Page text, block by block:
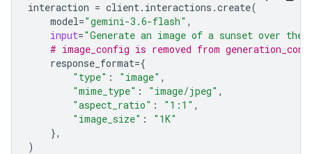
interaction = client. interactions .create(
model="gemini-3.6-flash" ,
input="Generate an image of a sunset over the
# image_config is removed from
response_format={
"type" : "image" ,
"mime_type" : "image/jpeg" ,
"aspect_ratio" : "1:1" ,
"image_size" :
"1K"
},
)